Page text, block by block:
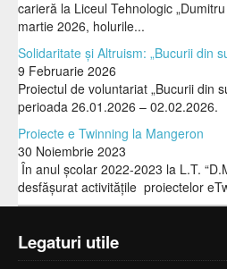
carieră la Liceul Tehnologic
martie 2026, holurile...
Solidaritate și Altruism: „Bucurii din
9 Februarie 2026
Proiectul de voluntariat „Bucurii din
perioada 26.01.2026 – 02.02.2026.
Proiecte e Twinning la Mangeron
30 Noiembrie 2023
În anul școlar 2022-2023 la L.T.
desfășurat activitățile proiectelor
Legaturi utile